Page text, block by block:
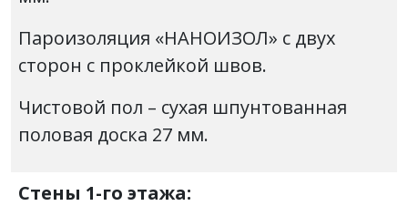
Пароизоляция «НАНОИЗОЛ» с двух
сторон с проклейкой швов.
Чистовой пол – сухая шпунтованная
половая доска 27 мм.
Стены 1-го этажа: